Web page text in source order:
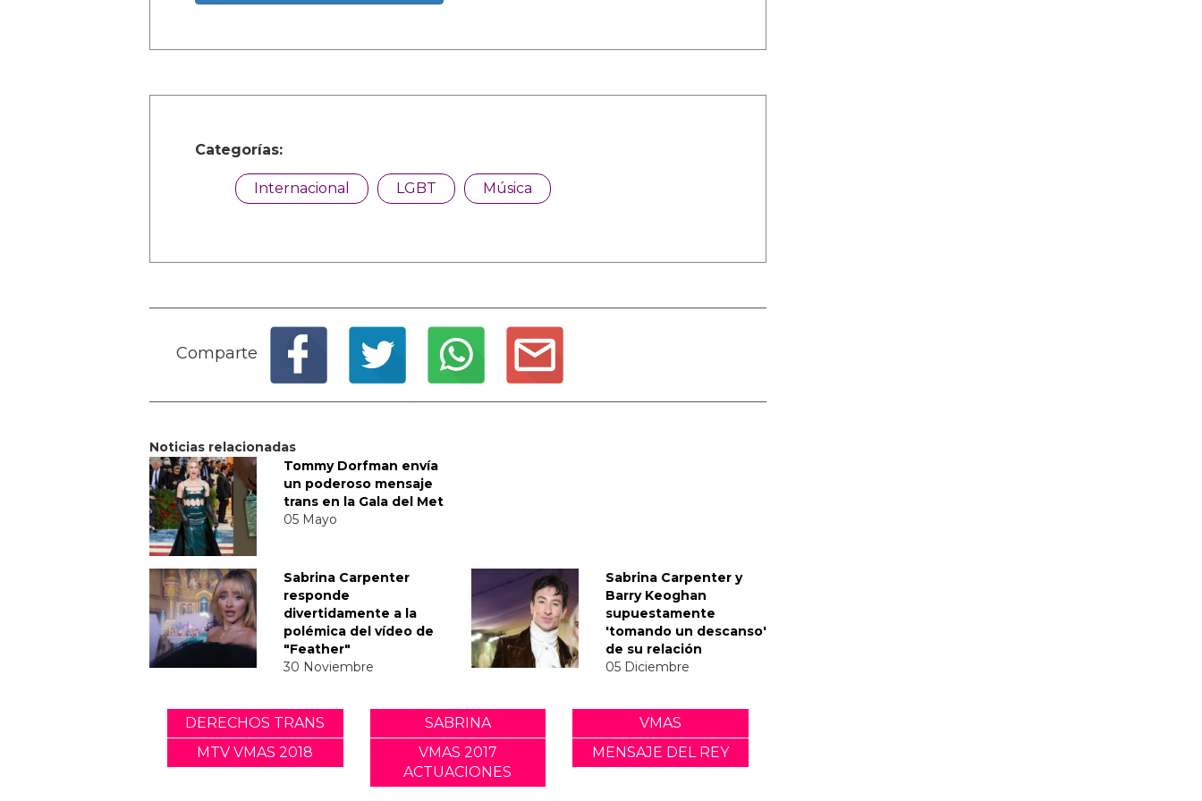
Categorías:
Internacional LGBT Música
Comparte
Noticias relacionadas
Tommy Dorfman envía
un poderoso mensaje
trans en la Gala del Met
05 Mayo
Sabrina Carpenter
responde
divertidamente a la
polémica del vídeo de
"Feather"
30 Noviembre
Sabrina Carpenter y
Barry Keoghan
supuestamente
'tomando un descanso'
de su relación
05 Diciembre
DERECHOS TRANS SABRINA
VMAS
MTV VMAS 2018
VMAS 2017
ACTUACIONES
MENSAJE DEL REY